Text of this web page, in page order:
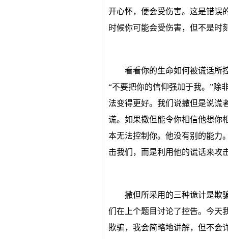
开心怀，便会受伤害。这是错误
时候你可能会受伤害，但不是时
看看你的生命如何被谎话所
“不要把你的信仰强加于我。”除
法变得更好。我们说撒但是说谎
谎。如果撒但能令你相信他想你
本无法控制你。他没有别的能力
击我们，而是利用他的谎话来攻
撒但所采用的三种诡计是欺
们在上个题目讨论了控告。今天
欺骗，我会简略地讲解，但不会